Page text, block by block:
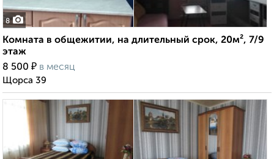
8
Комната в общежитии, на длительный срок, 20м², 7/9
этаж
8 500 ₽ в месяц
Щорса 39